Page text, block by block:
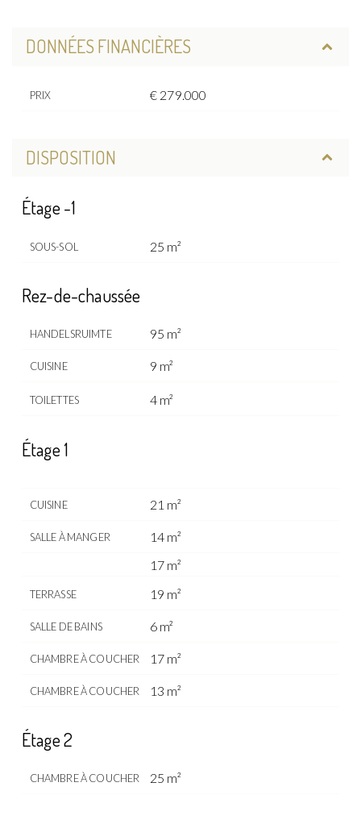
DONNÉES FINANCIÈRES
PRIX € 279.000
DISPOSITION
Étage -1
SOUS-SOL 25 m²
Rez-de-chaussée
HANDELSRUIMTE 95 m²
CUISINE 9 m²
TOILETTES 4 m²
Étage 1
CUISINE 21 m²
SALLE À MANGER
14 m²
17 m²
TERRASSE 19 m²
SALLE DE BAINS 6 m²
CHAMBRE À COUCHER 17 m²
CHAMBRE À COUCHER 13 m²
Étage 2
CHAMBRE À COUCHER 25 m²